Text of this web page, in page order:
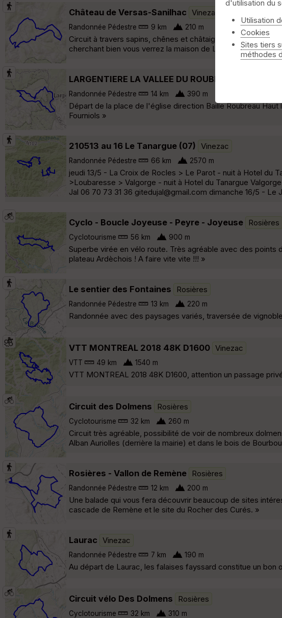
Château de Versas-Sanilhac Vinezac
Randonnée Pédestre 9 km 210 m
Circuit à travers sapins, chênes et châtaigniers sur des
cherchant bien vous verrez la maison de Léo Ferrer . »
LARGENTIERE LA VALLEE DU ROUBREAU TERRE
Randonnée Pédestre 14 km 390 m
Départ de la place de l'église direction Baille Roubreau
Fourniols »
210513 au 16 Le Tanargue (07) Vinezac
Randonnée Pédestre 66 km 2570 m
jeudi 13/5 - La Croix de Rocles > Le Parot - nuit à Hotel du
>Loubaresse > Valgorge - nuit à Hotel du Tanargue
Jal 06 70 73 31 36 gitedujal@gmail.com dimanche 16/5 - Le
Cyclo - Boucle Joyeuse - Peyre - Joyeuse Rosières
Cyclotourisme 56 km 900 m
Superbe virée en vélo route. Très agréable avec des points
plateau Ardèchois ! A faire vite vite !!! »
Le sentier des Fontaines Rosières
Randonnée Pédestre 13 km 220 m
Randonnée avec des paysages variés, traversée de
VTT MONTREAL 2018 48K D1600 Vinezac
VTT 49 km 1540 m
VTT MONTREAL 2018 48K D1600, attention un passage
Circuit des Dolmens Rosières
Cyclotourisme 32 km 260 m
Circuit très agréable, possibilité de voir de nombreux
Alban Auriolles (derrière la mairie) et dans le bois de
Rosières - Vallon de Remène Rosières
Randonnée Pédestre 12 km 200 m
Une balade qui vous fera découvrir beaucoup de sites
cascade de Remène et le site du Rocher des Curés. »
Laurac Vinezac
Randonnée Pédestre 7 km 190 m
Au départ de Laurac, les falaises fayssard constitue un
Circuit vélo Des Dolmens Rosières
Cyclotourisme 32 km 310 m
d'utilisation du
Utilisation
Cookies
Sites tiers
méthodes